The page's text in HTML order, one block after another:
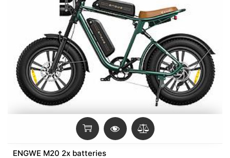
ENGWE M20 2x batteries